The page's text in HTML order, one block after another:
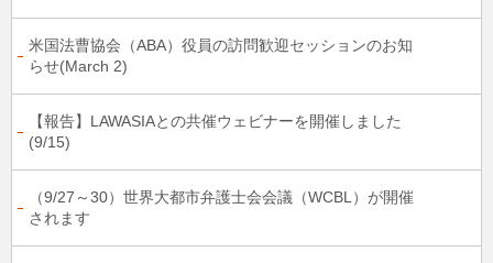
米国法曹協会（ABA）役員の訪問歓迎セッションのお知
らせ(March 2)
【報告】LAWASIAとの共催ウェビナーを開催しました
(9/15)
（9/27～30）世界大都市弁護士会会議（WCBL）が開催
されます